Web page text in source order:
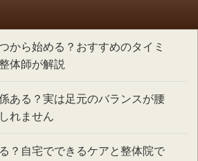
から始める？おすすめのタイミ
体師が解説
ある？実は足元のバランスが腰
れません
？自宅でできるケアと整体院で